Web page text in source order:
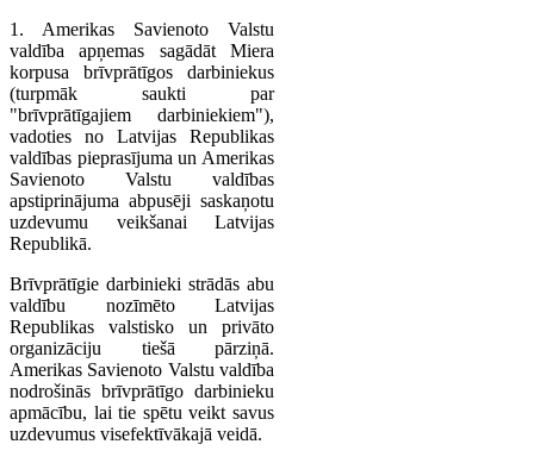
1. Amerikas Savienoto Valstu
valdība apņemas sagādāt Miera
korpusa brīvprātīgos darbiniekus
(turpmāk saukti par
"brīvprātīgajiem darbiniekiem"),
vadoties no Latvijas Republikas
valdības pieprasījuma un Amerikas
Savienoto Valstu valdības
apstiprinājuma abpusēji saskaņotu
uzdevumu veikšanai Latvijas
Republikā.
Brīvprātīgie darbinieki strādās abu
valdību nozīmēto Latvijas
Republikas valstisko un privāto
organizāciju tiešā pārziņā.
Amerikas Savienoto Valstu valdība
nodrošinās brīvprātīgo darbinieku
apmācību, lai tie spētu veikt savus
uzdevumus visefektīvākajā veidā.